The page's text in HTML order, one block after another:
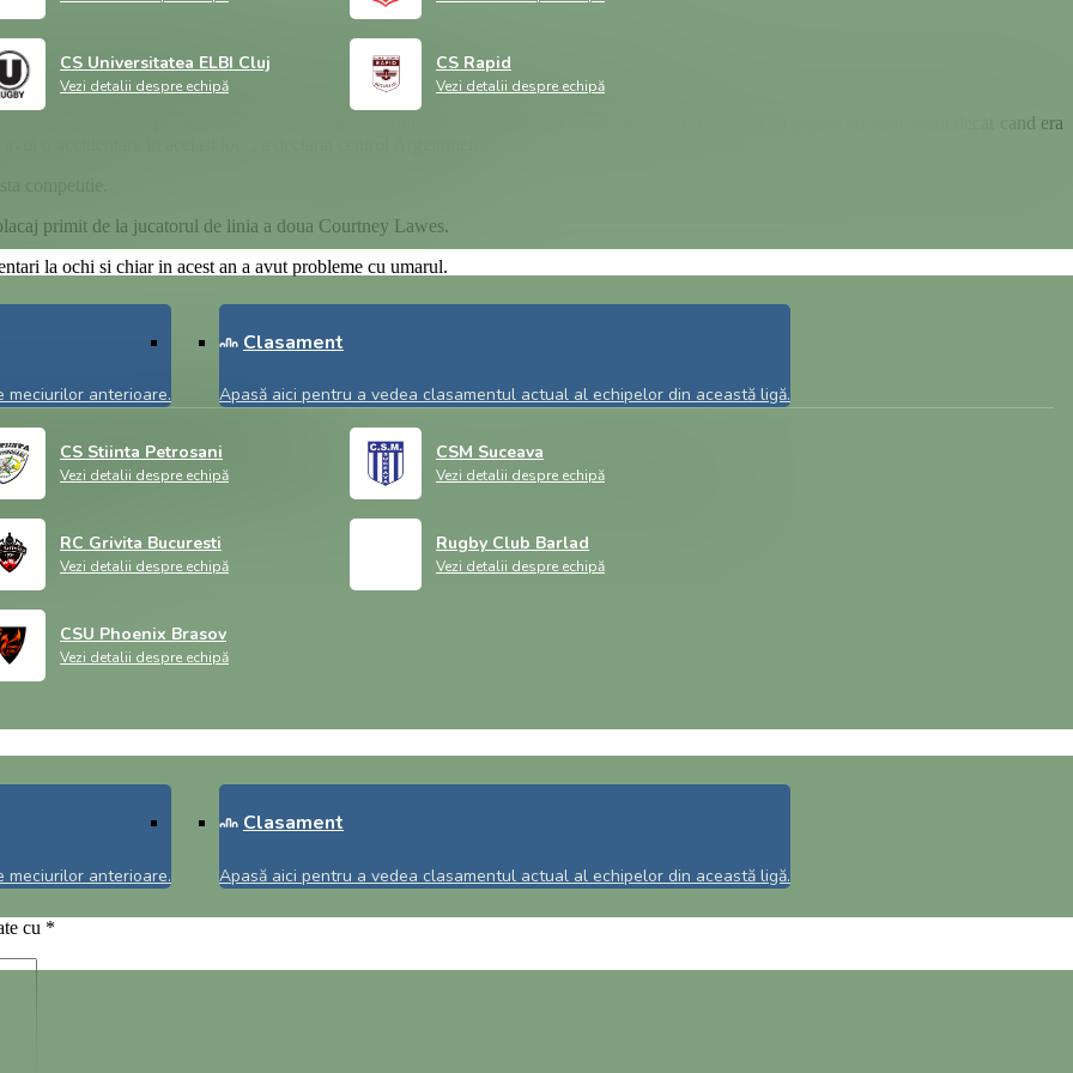
CS Universitatea ELBI Cluj
Vezi detalii despre echipă
CS Rapid
Vezi detalii despre echipă
meciurilor anterioare.
Clasament
Apasă aici pentru a vedea clasamentul actual al echipelor din această ligă.
CS Stiinta Petrosani
Vezi detalii despre echipă
CSM Suceava
Vezi detalii despre echipă
RC Grivita Bucuresti
Vezi detalii despre echipă
Rugby Club Barlad
Vezi detalii despre echipă
CSU Phoenix Brasov
Vezi detalii despre echipă
meciurilor anterioare.
Clasament
Apasă aici pentru a vedea clasamentul actual al echipelor din această ligă.
Anglia si nu va mai juca deloc la aceasta Cupa Mondiala.
la Paris pentru recuperare.
unde selectionata Bucurestiului va juca impotriva echipei sale de club, Stade Francais.
35 de minute pe care le-am jucat pentru Argentina. Am revazut faza in care m-am accidentat. Din pacate nu l-am vazut decat cand era
o accidentare in acelasi loc”, a declarat centrul Argentinei.
competitie.
primit de la jucatorul de linia a doua Courtney Lawes.
la ochi si chiar in acest an a avut probleme cu umarul.
disponibil online!
drumuri la bancă: Cont curent în lei, Card de debit Visa în lei și CEC Bank Mobile Banking.​
tăi:
cu *